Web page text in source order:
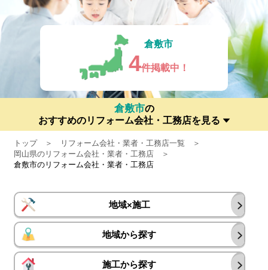
倉敷市
4件掲載中！
倉敷市の
おすすめのリフォーム会社・工務店を見る
トップ
リフォーム会社・業者・工務店一覧
岡山県のリフォーム会社・業者・工務店
倉敷市のリフォーム会社・業者・工務店
地域×施工
地域から探す
施工から探す